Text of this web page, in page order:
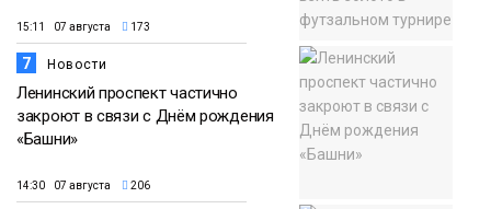
15:11 07 августа 173
7 Новости
Ленинский проспект частично
закроют в связи с Днём рождения
«Башни»
14:30 07 августа 206